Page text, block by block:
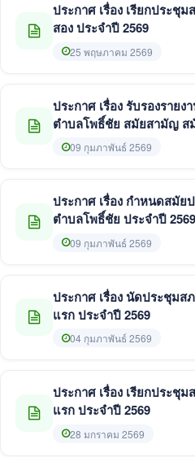
ประกาศ เรื่อง เรียกประชุ
สอง ประจำปี 2569
25 พฤษภาคม 2569
ประกาศ เรื่อง รับรองราย
ตำบลโพธิ์ชัย สมัยสามัญ ส
ธันวาคม 2568
09 กุมภาพันธ์ 2569
ประกาศ เรื่อง กำหนดสมั
ตำบลโพธิ์ชัย ประจำปี 2569
09 กุมภาพันธ์ 2569
ประกาศ เรื่อง นัดประชุม
แรก ประจำปี 2569
04 กุมภาพันธ์ 2569
ประกาศ เรื่อง เรียกประชุ
แรก ประจำปี 2569
28 มกราคม 2569